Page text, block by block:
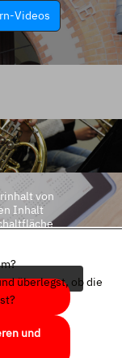
Videos
von
Inhalt
und
überlegst, ob die